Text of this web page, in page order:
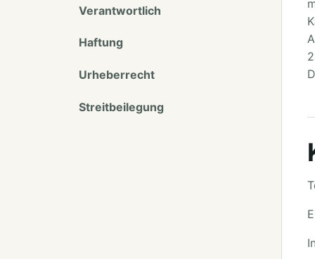
Verantwortlich
Haftung
Urheberrecht
Streitbeilegung